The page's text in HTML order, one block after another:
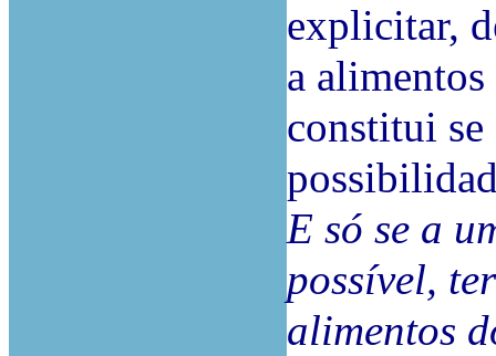
explicitar,
a
constitui
E só se a
possível,
alimentos